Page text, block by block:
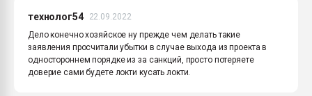
технолог54
22.09.2022
Дело конечно хозяйское ну прежде чем делать такие
заявления просчитали убытки в случае выхода из проекта в
одностороннем порядке из за санкций, просто потеряете
доверие сами будете локти кусать локти.